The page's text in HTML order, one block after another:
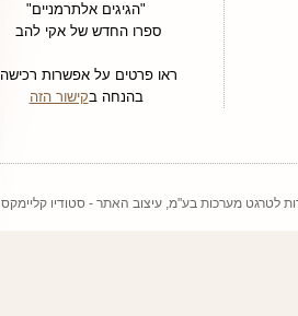
"הגיגים אלתרמניים"
ספרו החדש של אקי להב
ראו פרטים על אפשרות רכישה
בהנחה בקישור הזה
לטרגט מערכות בע"מ, עיצוב האתר - סטודיו קליימקס